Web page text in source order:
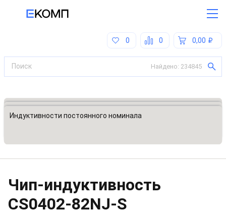
0,00
0
0
Найдено: 234845
Все категории
Индуктивности, катушки, дроссели
Индуктивности постоянного номинала
Чип-индуктивность
CS0402-82NJ-S